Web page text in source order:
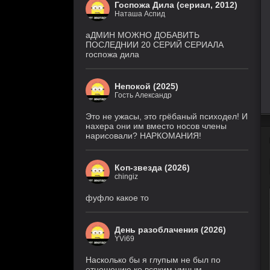
Звёздные войны: Видения.
1 сезон
Ира
Великолепная
8 сезон
Оригинальный)
Игра
История его
1 сезон
американец /
Всеамериканский
8 сезон
Eng.Original,
HDRezka Studio,
Госпожа Дила (сериал, 2012)
Наташа Аспид
аДМИН МОЖНО ДОБАВИТЬ
ПОСЛЕДНИИ 20 СЕРИЙ СЕРИАЛА
госпожа дила
Непокой (2025)
Гость Александр
Это не ужасы, это грёбаный психодел! И
нахера они им вместо носов члены
нарисовали? НАРКОМАНИЯ!
Коп-звезда (2026)
chingiz
фуфло какое то
День разоблачения (2026)
YVi69
Насколько бы я глупым не был по